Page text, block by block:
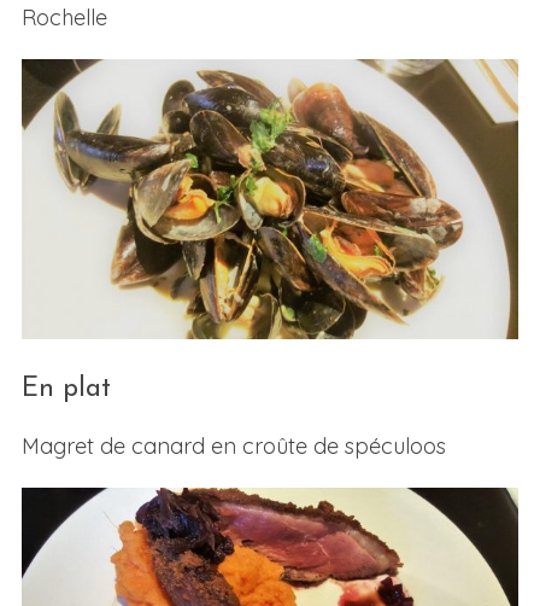
Rochelle
En plat
Magret de canard en croûte de spéculoos